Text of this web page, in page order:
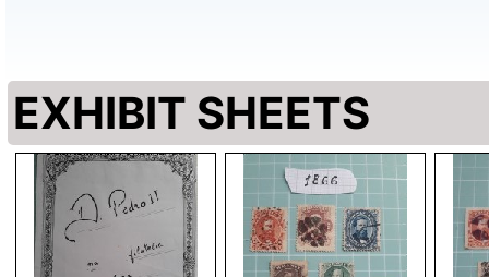
EXHIBIT SHEETS